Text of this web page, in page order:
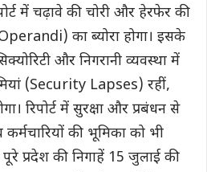
में चढ़ावे की चोरी और हेरफेर की
का ब्योरा होगा। इसके
और निगरानी व्यवस्था में
(Security Lapses) रहीं,
रिपोर्ट में सुरक्षा और प्रबंधन से
की भूमिका को भी
प्रदेश की निगाहें 15 जुलाई की